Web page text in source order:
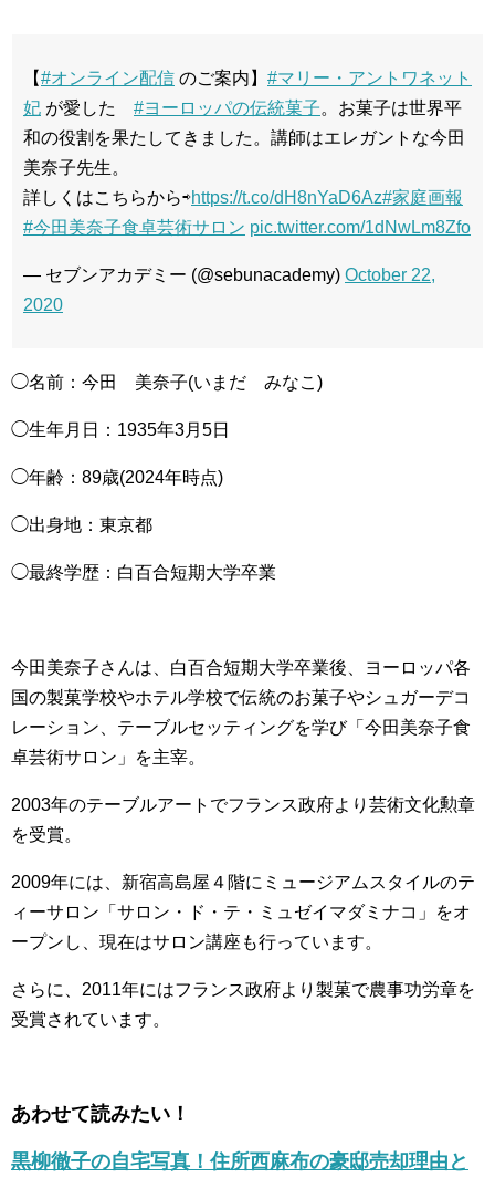
【#オンライン配信 のご案内】 #マリー・アントワネット
妃 が愛した #ヨーロッパの伝統菓子。お菓子は世界平
和の役割を果たしてきました。講師はエレガントな今田
美奈子先生。
詳しくはこちらから⇨https://t.co/dH8nYaD6Az#家庭画報
#今田美奈子食卓芸術サロン pic.twitter.com/1dNwLm8Zfo
— セブンアカデミー (@sebunacademy) October 22,
2020
◯名前：今田 美奈子(いまだ みなこ)
◯生年月日：1935年3月5日
◯年齢：89歳(2024年時点)
◯出身地：東京都
◯最終学歴：白百合短期大学卒業
今田美奈子さんは、白百合短期大学卒業後、ヨーロッパ各
国の製菓学校やホテル学校で伝統のお菓子やシュガーデコ
レーション、テーブルセッティングを学び「今田美奈子食
卓芸術サロン」を主宰。
2003年のテーブルアートでフランス政府より芸術文化勲章
を受賞。
2009年には、新宿高島屋４階にミュージアムスタイルのテ
ィーサロン「サロン・ド・テ・ミュゼイマダミナコ」をオ
ープンし、現在はサロン講座も行っています。
さらに、2011年にはフランス政府より製菓で農事功労章を
受賞されています。
あわせて読みたい！
黒柳徹子の自宅写真！住所西麻布の豪邸売却理由と